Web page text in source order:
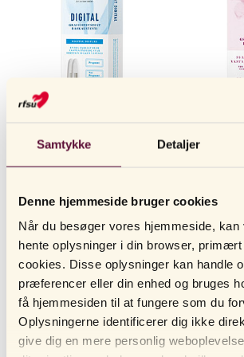
Samtykke Detaljer
Denne hjemmeside bruger cookies
Når du besøger vores hjemmeside, kan
hente oplysninger i din browser,
cookies. Disse oplysninger kan handle
præferencer eller din enhed og bruges
få hjemmesiden til at fungere som du
Oplysningerne identificerer dig ikke
give dig en mere personlig
at ægløsningen nærmer sig.
RFSU’s
både til dig, der ønsker at blive gravid hurtigt,
forstå din cyklus bedre. Testen er enkel at
med at identificere dine mest frugtbare dage.
OVERGANGSALDERSTEST
altid let at vide, hvornår processen begynder.
overgangsaldertestmåler FSH
menopausen. Med en simpel hjemmetest får
indikation. Kombinerer du den med RFSU’s
selvvurderingstest
, får du et tydeligere billede
overgangsalderen du befinder dig.
Herunder finder du alle RFSU’s selvtest.
RFSUDigital graviditetstest RFSU Early